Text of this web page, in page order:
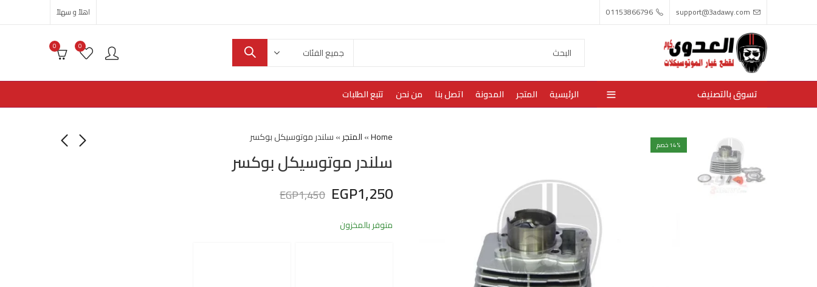
support@3adawy.com
01153866796 اهلاً و سهلاً
0
0
تسوق بالتصنيف الرئيسية المتجر المدونة اتصل بنا من نحن تتبع الطلبات
14% خصم
Home
»المتجر»سلندر موتوسيكل بوكسر
سلندر موتوسيكل بوكسر
EGP1,250
EGP1,450
متوفر بالمخزون